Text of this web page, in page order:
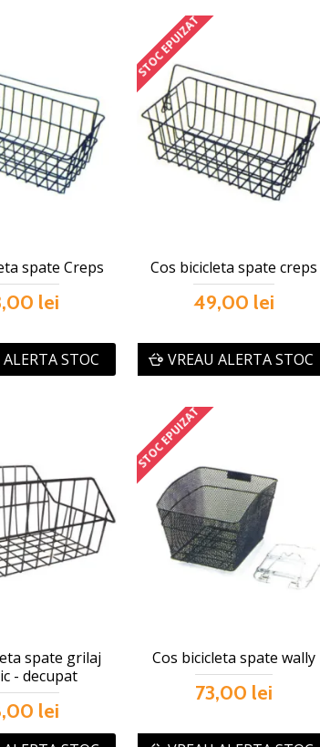
spate Creps
lei
ALERTA STOC
STOC EPUIZAT
Cos bicicleta spate creps
49,00 lei
VREAU ALERTA STOC
spate grilaj
- decupat
lei
STOC EPUIZAT
Cos bicicleta spate wally
73,00 lei